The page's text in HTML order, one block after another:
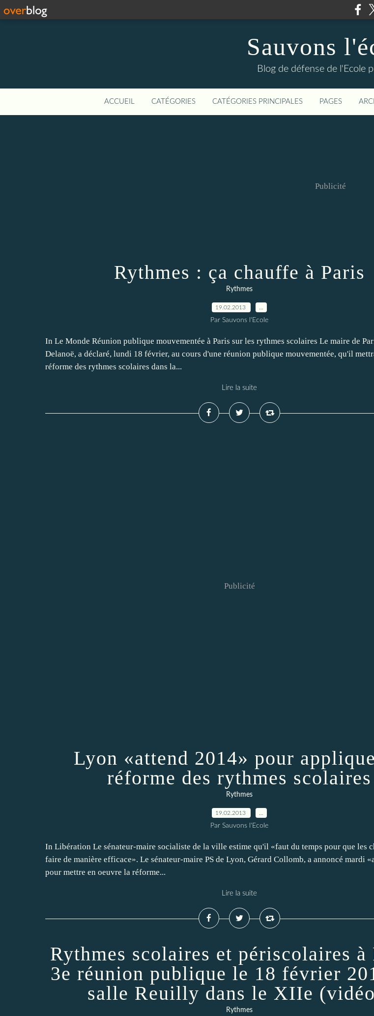
Sauvons
Blog de défense de l'Ecole
ACCUEIL CATÉGORIES CATÉGORIES PRINCIPALES PAGES
Publicité
Rythmes : ça chauffe à Paris
Rythmes
19.02.2013
Par Sauvons l'Ecole
In Le Monde Réunion publique mouvementée à Paris sur les rythmes scolaires Le maire de
Delanoë, a déclaré, lundi 18 février, au cours d'une réunion publique mouvementée, qu'il
réforme des rythmes scolaires dans la...
Lire la suite
Publicité
Lyon «attend 2014» pour
réforme des rythmes scolaires
Rythmes
19.02.2013
Par Sauvons l'Ecole
In Libération Le sénateur-maire socialiste de la ville estime qu'il «faut du temps pour que les
faire de manière efficace». Le sénateur-maire PS de Lyon, Gérard Collomb, a annoncé mardi
pour mettre en oeuvre la réforme...
Lire la suite
Rythmes scolaires et périscolaires à
3e réunion publique le 18 février
salle Reuilly dans le XIIe
Rythmes